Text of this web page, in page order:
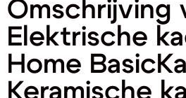
Omschrijving
Elektrische
Home
Keramische